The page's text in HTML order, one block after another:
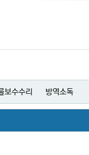
보수수리 방역소독